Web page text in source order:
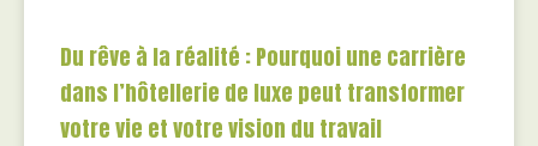
Du rêve à la réalité : Pourquoi une carrière
dans l’hôtellerie de luxe peut transformer
votre vie et votre vision du travail